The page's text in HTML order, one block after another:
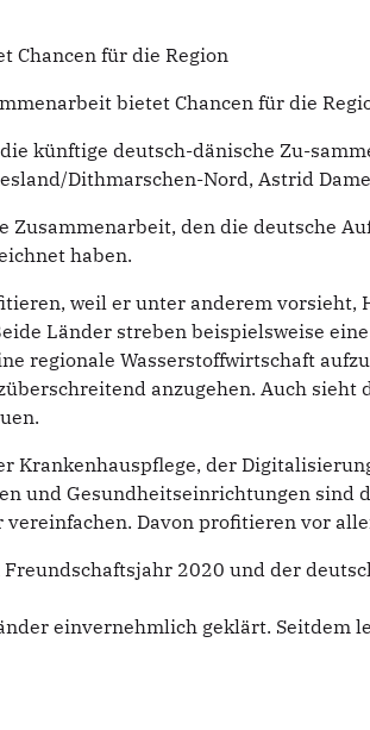
Chancen für die Region
bietet Chancen für die
künftige deutsch-dänische Zu-
Dithmarschen-Nord, Astrid
den die deutsche
haben.
weil er unter anderem
Länder streben beispielsweise
regionale Wasserstoffwirtschaft
anzugehen. Auch
Krankenhauspflege, der
und Gesundheitseinrichtungen sind
Davon profitieren vor
2020 und der
einvernehmlich geklärt. Seitdem